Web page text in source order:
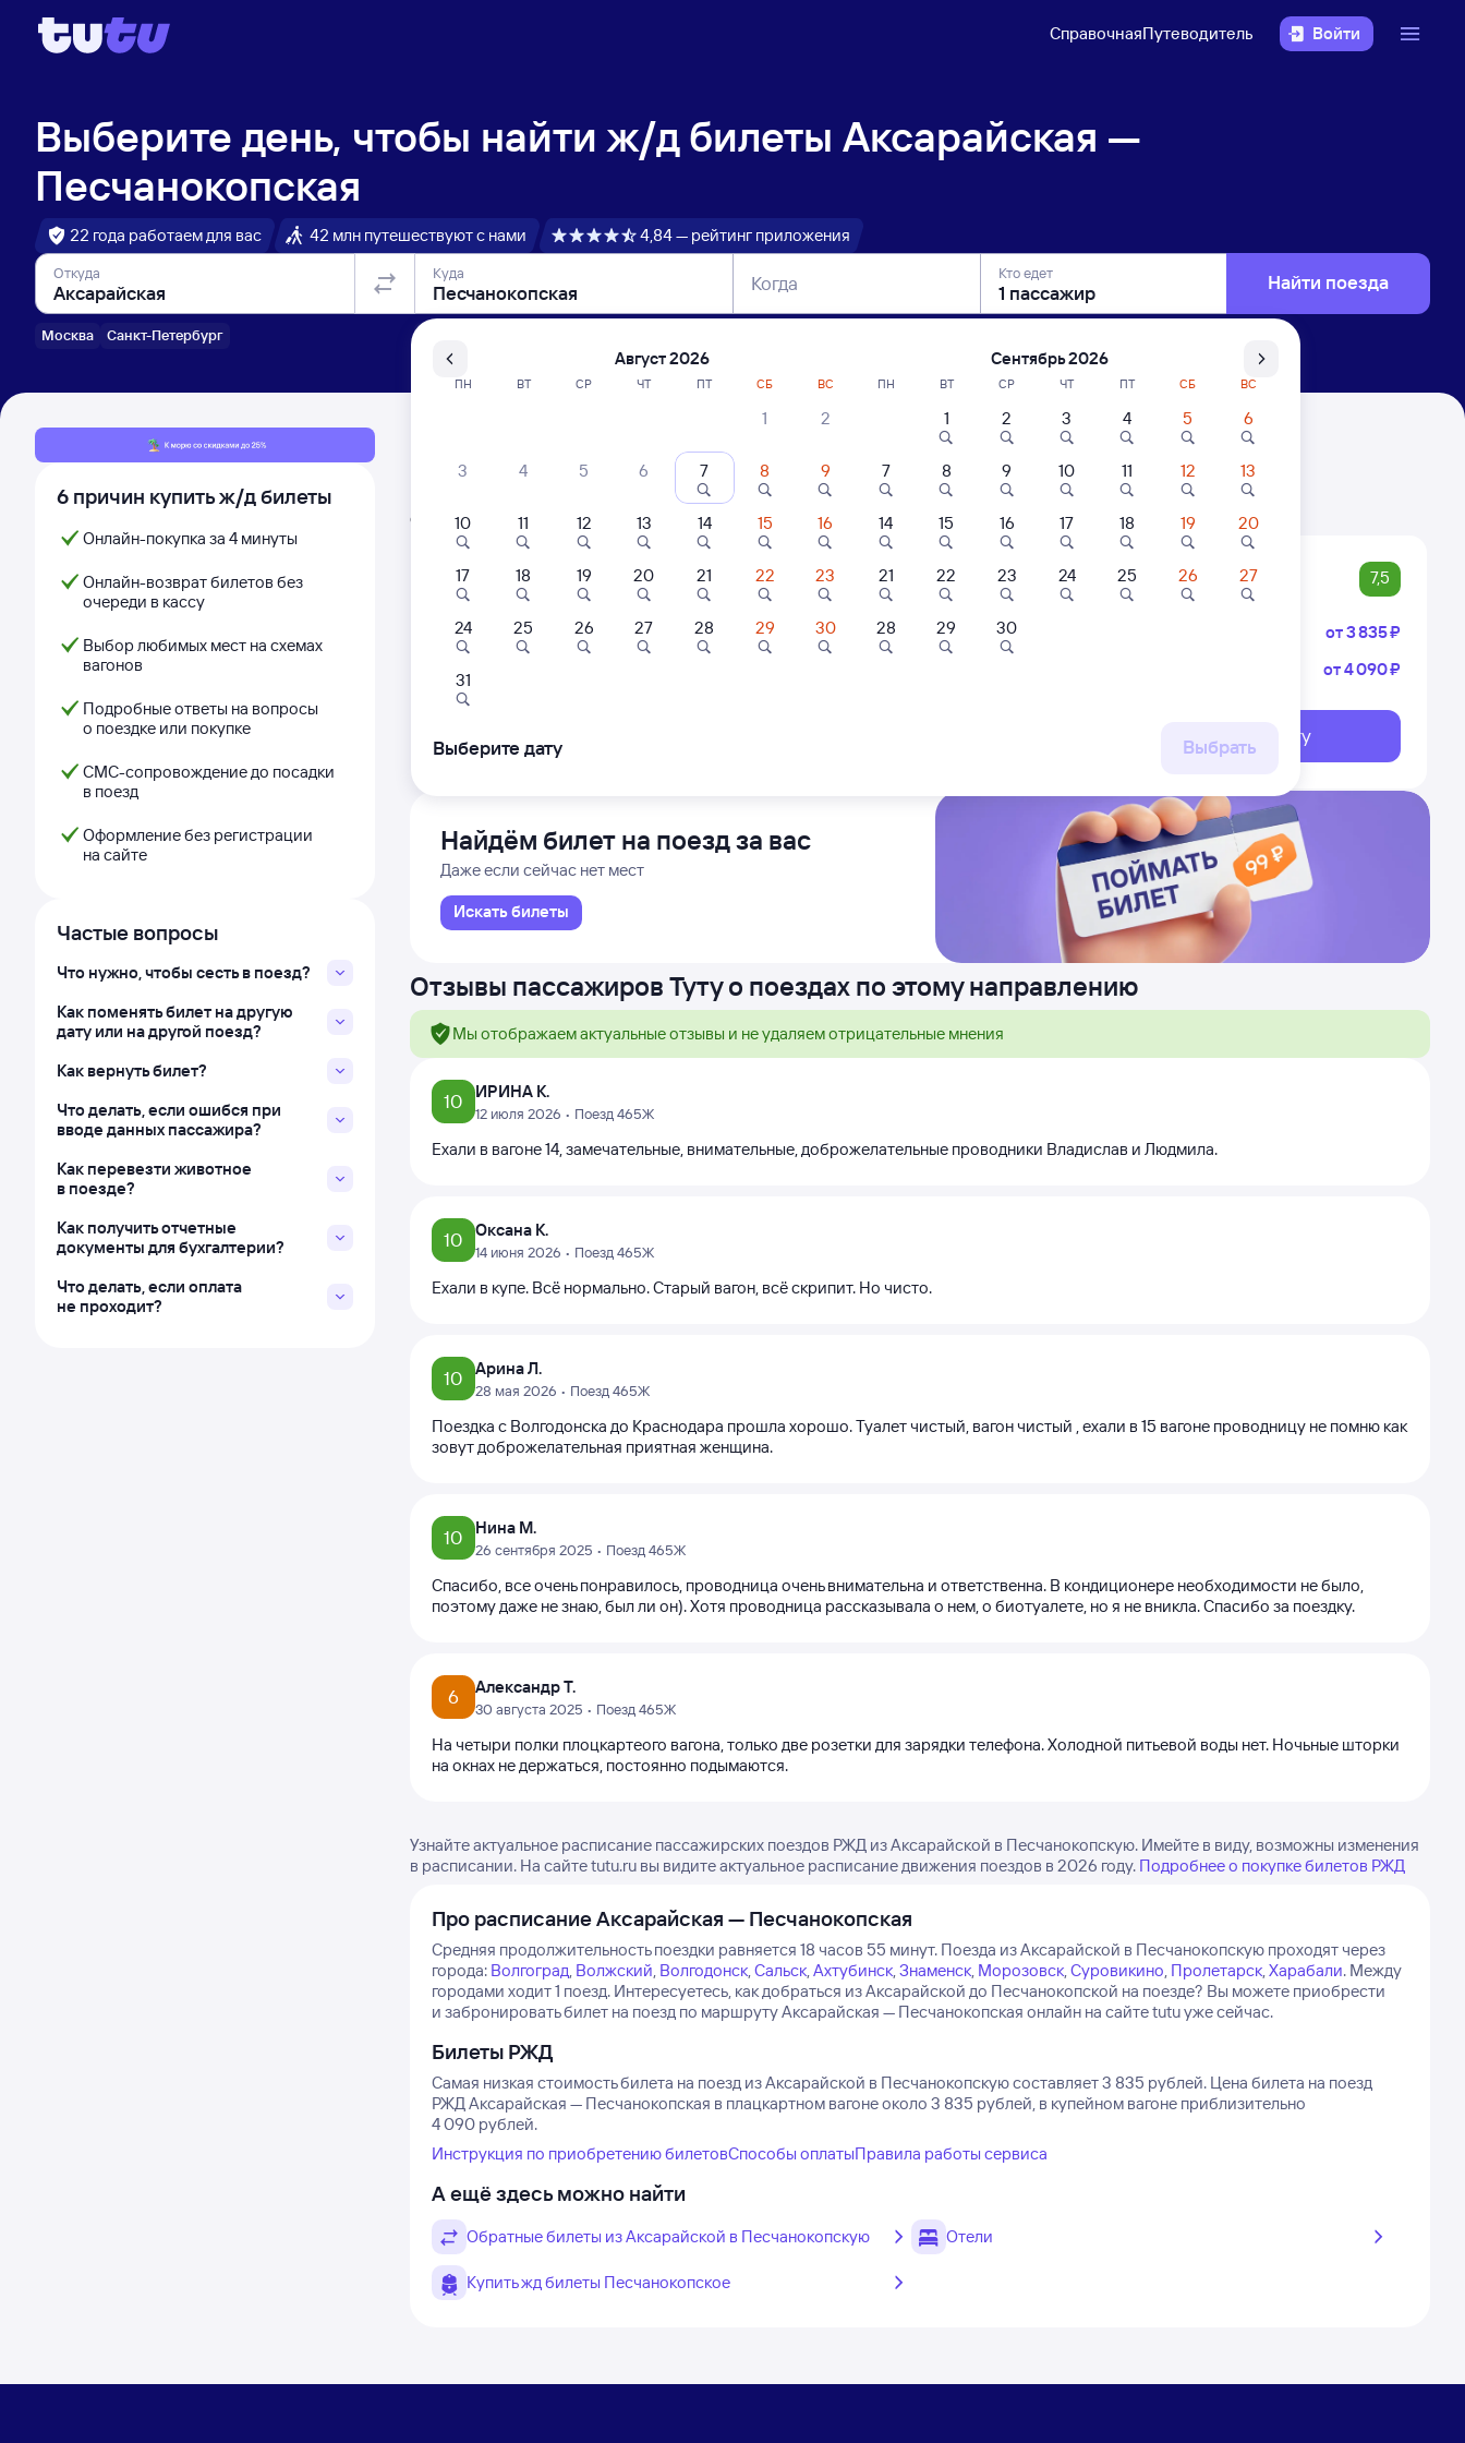
СправочнаяПутеводитель Войти
Выберите день, чтобы найти ж/д билеты Аксарайская —
Песчанокопская
22 года работаем для вас 42 млн путешествуют с нами 4,84 — рейтинг приложения
Откуда
Москва Санкт-Петербург
Куда Когда Кто едет Найти поезда
6 причин купить ж/д билеты
Онлайн-покупка за 4 минуты
Онлайн-возврат билетов без
очереди в кассу
Выбор любимых мест на схемах
вагонов
Подробные ответы на вопросы
о поездке или покупке
СМС-сопровождение до посадки
в поезд
Оформление без регистрации
на сайте
Частые вопросы
Что нужно, чтобы сесть в поезд?
Как поменять билет на другую
дату или на другой поезд?
Как вернуть билет?
Что делать, если ошибся при
вводе данных пассажира?
Как перевезти животное
в поезде?
Как получить отчетные
документы для бухгалтерии?
Что делать, если оплата
не проходит?
Расписание поездов Аксарайская — Песчанокопская
Расписание поездов Песчанокопская — Аксарайская
Открыта продажа билетов на 4 ноября. Отправление и прибытие по местному времени. Цены за 1 пассажира
465Ж Проходящий 7,5
Аксарайская
Аксарайский
из Астрахани
23:40 17:35
Дни следованияближайшие: 7, 9, 11 августа
от3 ⁠835 ⁠₽
от4 ⁠090 ⁠₽
Выберите дату
Найдём билет на поезд за вас
Даже если сейчас нет мест
Искать билеты
Отзывы пассажиров Туту о поездах по этому направлению
Мы отображаем актуальные отзывы и не удаляем отрицательные мнения
10 ИРИНА К.
12 июля 2026 • Поезд 465Ж
Ехали в вагоне 14, замечательные, внимательные, доброжелательные проводники Владислав и Людмила.
10 Оксана К.
14 июня 2026 • Поезд 465Ж
Ехали в купе. Всё нормально. Старый вагон, всё скрипит. Но чисто.
10 Арина Л.
28 мая 2026 • Поезд 465Ж
Поездка с Волгодонска до Краснодара прошла хорошо. Туалет чистый, вагон чистый , ехали в 15 вагоне проводницу не помню как
зовут доброжелательная приятная женщина.
10 Нина М.
26 сентября 2025 • Поезд 465Ж
Спасибо, все очень понравилось, проводница очень внимательна и ответственна. В кондиционере необходимости не было,
поэтому даже не знаю, был ли он). Хотя проводница рассказывала о нем, о биотуалете, но я не вникла. Спасибо за поездку.
6 Александр Т.
30 августа 2025 • Поезд 465Ж
На четыри полки плоцкартеого вагона, только две розетки для зарядки телефона. Холодной питьевой воды нет. Ночьные шторки
на окнах не держаться, постоянно подымаются.
Узнайте актуальное расписание пассажирских поездов РЖД из Аксарайской в Песчанокопскую. Имейте в виду, возможны изменения
в расписании. На сайте tutu.ru вы видите актуальное расписание движения поездов в 2026 году. Подробнее о покупке билетов РЖД
Про расписание Аксарайская — Песчанокопская
Средняя продолжительность поездки равняется 18 часов 55 минут. Поезда из Аксарайской в Песчанокопскую проходят через
города: Волгоград, Волжский, Волгодонск,Сальск,Ахтубинск,Знаменск, Морозовск,Суровикино, Пролетарск,Харабали. Между
городами ходит 1 поезд. Интересуетесь, как добраться из Аксарайской до Песчанокопской на поезде? Вы можете приобрести
и забронировать билет на поезд по маршруту Аксарайская — Песчанокопская онлайн на сайте tutu уже сейчас.
Билеты РЖД
Самая низкая стоимость билета на поезд из Аксарайской в Песчанокопскую составляет 3 835 рублей. Цена билета на поезд
РЖД Аксарайская — Песчанокопская в плацкартном вагоне около 3 835 рублей, в купейном вагоне приблизительно
4 090 рублей.
Инструкция по приобретению билетовСпособы оплатыПравила работы сервиса
А ещё здесь можно найти
Обратные билеты из Аксарайской в Песчанокопскую Отели
Купить жд билеты Песчанокопское
Август 2026
ПН ВТ СР ЧТ ПТ СБ ВС
1 2
3 4 5 6 7 8 9
10 11 12 13 14 15 16
17 18 19 20 21 22 23
24 25 26 27 28 29 30
31
Сентябрь 2026
ПН ВТ СР ЧТ ПТ СБ ВС
1 2 3 4 5 6
7 8 9 10 11 12 13
14 15 16 17 18 19 20
21 22 23 24 25 26 27
28 29 30
Выберите дату Выбрать